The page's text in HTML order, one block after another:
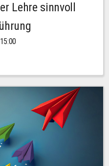
Lehre sinnvoll
Servicestelle LehreLernen)